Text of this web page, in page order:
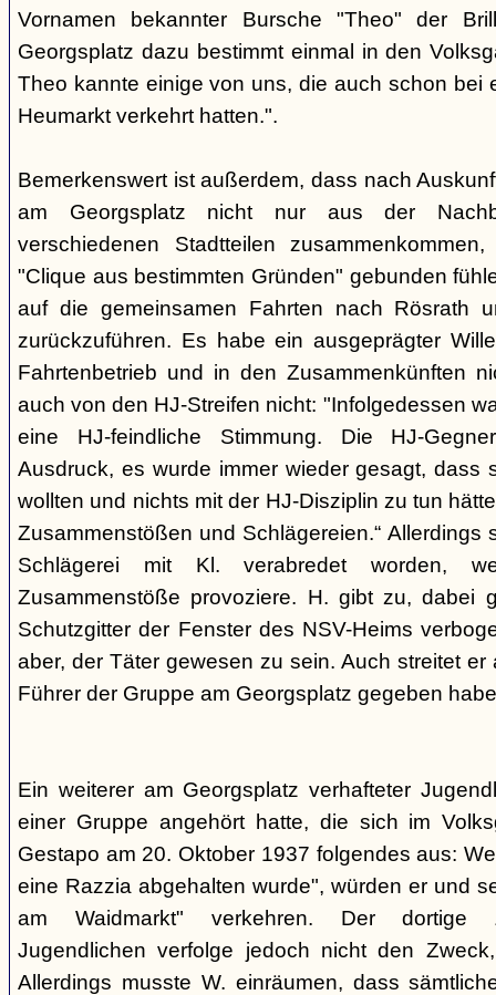
Vornamen bekannter Bursche "Theo" der
Georgsplatz dazu bestimmt einmal in den
Theo kannte einige von uns, die auch schon bei
Heumarkt verkehrt hatten.".
Bemerkenswert ist außerdem, dass nach
am Georgsplatz nicht nur aus der
verschiedenen Stadtteilen
"Clique aus bestimmten Gründen" gebunden
auf die gemeinsamen Fahrten nach Rösrath
zurückzuführen. Es habe ein ausgeprägter
Fahrtenbetrieb und in den Zusammenkünften
auch von den HJ-Streifen nicht: "Infolgedessen
eine HJ-feindliche Stimmung. Die HJ-
Ausdruck, es wurde immer wieder gesagt, dass
wollten und nichts mit der HJ-Disziplin zu tun
Zusammenstößen und Schlägereien.“ Allerdings
Schlägerei mit Kl. verabredet worden,
Zusammenstöße provoziere. H. gibt zu, dabei
Schutzgitter der Fenster des NSV-Heims
aber, der Täter gewesen zu sein. Auch streitet
Führer der Gruppe am Georgsplatz gegeben
Ein weiterer am Georgsplatz verhafteter
einer Gruppe angehört hatte, die sich im
Gestapo am 20. Oktober 1937 folgendes aus:
eine Razzia abgehalten wurde", würden er und
am Waidmarkt" verkehren. Der dortige
Jugendlichen verfolge jedoch nicht den
Allerdings musste W. einräumen, dass